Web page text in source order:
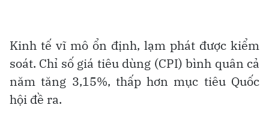
Kinh tế vĩ mô ổn định, lạm phát được kiểm
soát. Chỉ số giá tiêu dùng (CPI) bình quân cả
năm tăng 3,15%, thấp hơn mục tiêu Quốc
hội đề ra.